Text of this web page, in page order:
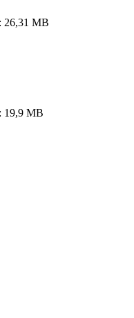
26,31 MB
19,9 MB